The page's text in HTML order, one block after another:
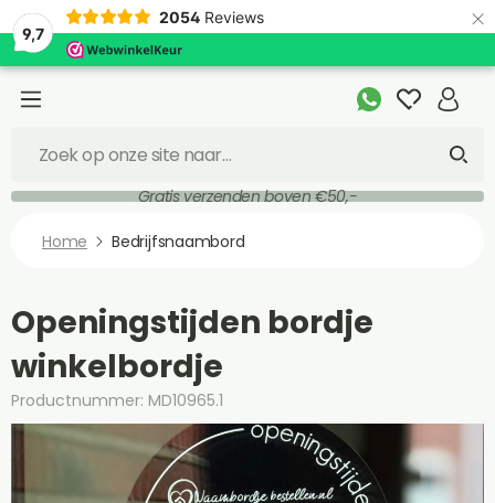
9,7
2054 Reviews ×
Gratis verzenden boven €50,-
Home Bedrijfsnaambord
Openingstijden bordje
winkelbordje
Productnummer: MD10965.1